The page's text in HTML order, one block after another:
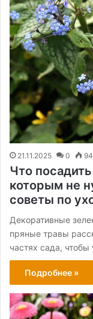
21.11.2025 0 94
Что
которым не
советы по
Декоративные
пряные травы
частях сада, чтобы
Подробнее »